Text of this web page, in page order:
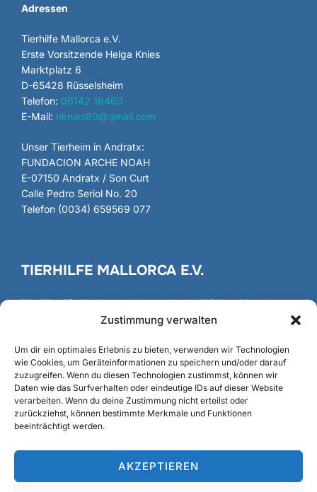
Zustimmung verwalten
Um dir ein optimales Erlebnis zu bieten, verwenden wir Technologien
wie Cookies, um Geräteinformationen zu speichern und/oder darauf
zuzugreifen. Wenn du diesen Technologien zustimmst, können wir
Daten wie das Surfverhalten oder eindeutige IDs auf dieser Website
verarbeiten. Wenn du deine Zustimmung nicht erteilst oder
zurückziehst, können bestimmte Merkmale und Funktionen
beeinträchtigt werden.
AKZEPTIEREN
Adressen
Tierhilfe Mallorca e.V.
Erste Vorsitzende Helga Knies
Marktplatz 6
D-65428 Rüsselsheim
Telefon: 06142 16460
E-Mail: hknies80@gmail.com
Unser Tierheim in Andratx:
FUNDACION ARCHE NOAH
E-07150 Andratx / Son Curt
Calle Pedro Seriol No. 20
Telefon (0034) 659569 077
TIERHILFE MALLORCA E.V.
DieTierhilfe Mallorcae.V. besteht seit 1986 und ist als
gemeinnütziger Verein registriert und anerkannt.
Gründung/Fundación
SUCHE
SUCHEN